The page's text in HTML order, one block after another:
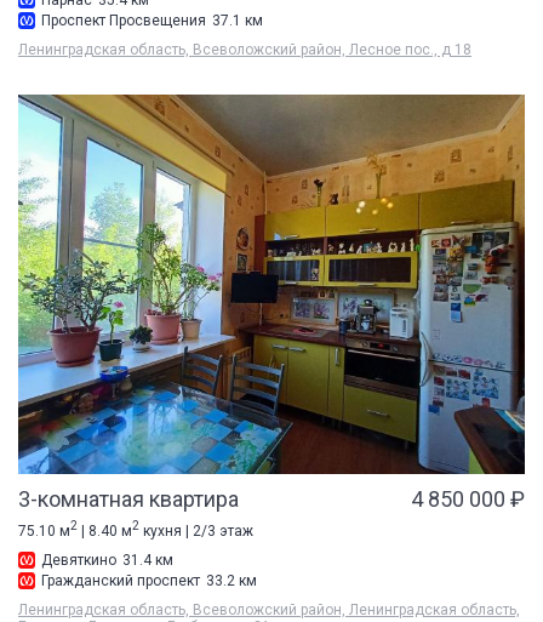
Проспект Просвещения 37.1 км
Ленинградская область, Всеволожский район, Лесное пос., д 18
3-комнатная квартира 4 850 000 ₽
75.10 м2 | 8.40 м2 кухня | 2/3 этаж
Девяткино 31.4 км
Гражданский проспект 33.2 км
Ленинградская область, Всеволожский район, Ленинградская область,